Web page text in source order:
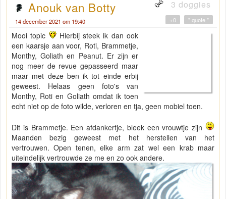
Anouk van Botty 3 doggies
14 december 2021 om 19:40 " quote "
+0
Mooi topic
Hierbij steek ik dan ook
een kaarsje aan voor, Roti, Brammetje,
Monthy, Goliath en Peanut. Er zijn er
nog meer de revue gepasseerd maar
maar met deze ben ik tot einde erbij
geweest. Helaas geen foto's van
Monthy, Roti en Goliath omdat ik toen
echt niet op de foto wilde, verloren en tja, geen mobiel toen.
Dit is Brammetje. Een afdankertje, bleek een vrouwtje zijn
Maanden bezig geweest met het herstellen van het
vertrouwen. Open tenen, elke arm zat wel een krab maar
uiteindelijk vertrouwde ze me en zo ook andere.